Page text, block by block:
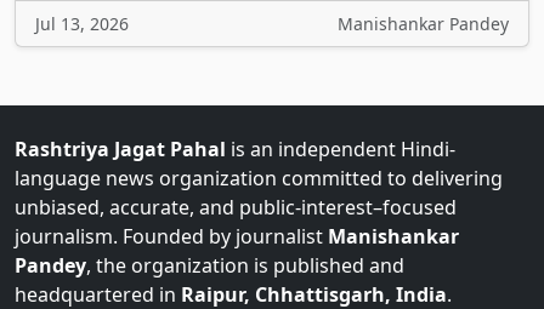
Jul 13, 2026 Manishankar Pandey
Rashtriya Jagat Pahal is an independent Hindi-
language news organization committed to delivering
unbiased, accurate, and public-interest–focused
journalism. Founded by journalist Manishankar
Pandey, the organization is published and
headquartered in Raipur, Chhattisgarh, India.